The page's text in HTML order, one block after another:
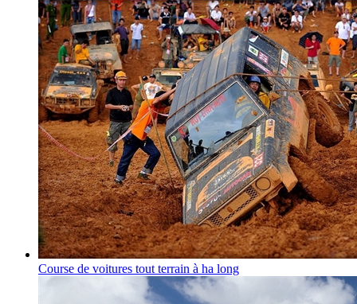
Course de voitures tout terrain à ha long